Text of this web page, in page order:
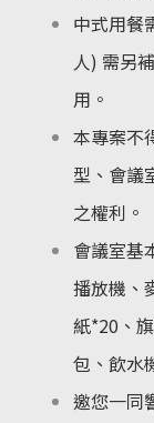
中式用餐
人) 需另
用。
本專案不
型、會議
之權利。
會議室基
播放機、
紙*20、
包、飲水
邀您一同